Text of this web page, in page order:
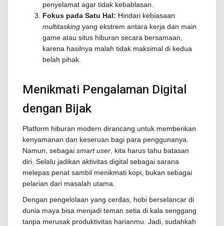
penyelamat agar tidak kebablasan.
Fokus pada Satu Hal: Hindari kebiasaan
multitasking yang ekstrem antara kerja dan main
game atau situs hiburan secara bersamaan,
karena hasilnya malah tidak maksimal di kedua
belah pihak.
Menikmati Pengalaman Digital
dengan Bijak
Platform hiburan modern dirancang untuk memberikan
kenyamanan dan keseruan bagi para penggunanya.
Namun, sebagai smart user , kita harus tahu batasan
diri. Selalu jadikan aktivitas digital sebagai sarana
melepas penat sambil menikmati kopi, bukan sebagai
pelarian dari masalah utama.
Dengan pengelolaan yang cerdas, hobi berselancar di
dunia maya bisa menjadi teman setia di kala senggang
tanpa merusak produktivitas harianmu. Jadi, sudahkah